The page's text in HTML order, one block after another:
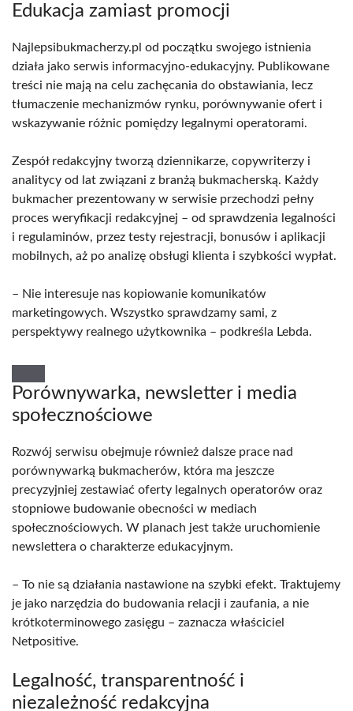
Edukacja zamiast promocji
Najlepsibukmacherzy.pl od początku swojego istnienia
działa jako serwis informacyjno-edukacyjny. Publikowane
treści nie mają na celu zachęcania do obstawiania, lecz
tłumaczenie mechanizmów rynku, porównywanie ofert i
wskazywanie różnic pomiędzy legalnymi operatorami.
Zespół redakcyjny tworzą dziennikarze, copywriterzy i
analitycy od lat związani z branżą bukmacherską. Każdy
bukmacher prezentowany w serwisie przechodzi pełny
proces weryfikacji redakcyjnej – od sprawdzenia legalności
i regulaminów, przez testy rejestracji, bonusów i aplikacji
mobilnych, aż po analizę obsługi klienta i szybkości wypłat.
– Nie interesuje nas kopiowanie komunikatów
marketingowych. Wszystko sprawdzamy sami, z
perspektywy realnego użytkownika – podkreśla Lebda.
Porównywarka, newsletter i media
społecznościowe
Rozwój serwisu obejmuje również dalsze prace nad
porównywarką bukmacherów, która ma jeszcze
precyzyjniej zestawiać oferty legalnych operatorów oraz
stopniowe budowanie obecności w mediach
społecznościowych. W planach jest także uruchomienie
newslettera o charakterze edukacyjnym.
– To nie są działania nastawione na szybki efekt. Traktujemy
je jako narzędzia do budowania relacji i zaufania, a nie
krótkoterminowego zasięgu – zaznacza właściciel
Netpositive.
Legalność, transparentność i
niezależność redakcyjna